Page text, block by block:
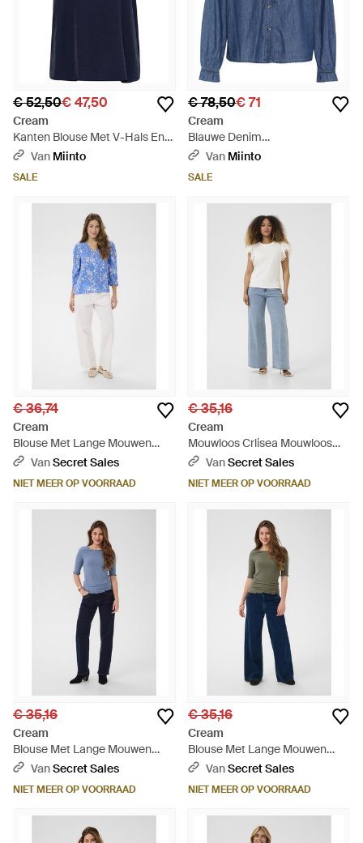
€ 52,50€ 47,50
Cream
Kanten Blouse Met V-Hals En
Kanten Mouwen - Blauw
Van Miinto
SALE
€ 78,50€ 71
Cream
Blauwe Denim
Overhemdblouse Met Ruche -
Van Miinto
SALE
€ 36,74
Cream
Blouse Met Lange Mouwen
Crtiah Blouse Met Lange
VanSecret Sales
NIET MEER OP VOORRAAD
€ 35,16
Cream
Mouwloos Crlisea Mouwloos
Regular Fit - Blauw
VanSecret Sales
NIET MEER OP VOORRAAD
€ 35,16
Cream
Blouse Met Lange Mouwen
Crribba Blouse Met Lange
VanSecret Sales
NIET MEER OP VOORRAAD
€ 35,16
Cream
Blouse Met Lange Mouwen
Crribba Blouse Met Lange
VanSecret Sales
NIET MEER OP VOORRAAD